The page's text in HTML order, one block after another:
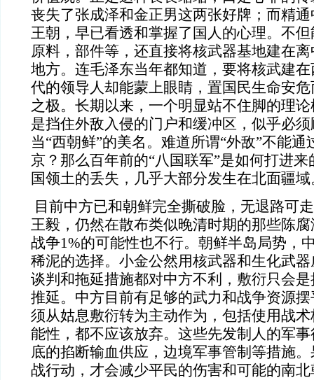
丧失了张成泽和金正男这两张好牌；而精
王朝，早已看透和掌握了国人的心理。不
原料，部件等，还直接将核武器基地建在
地方。连毛泽东当年都知道，要将核武建
代的领导人却能蒙上眼睛，置国民生命安
之极。长期以来，一个明显站不住脚的理
是挡住外敌入侵的门户和缓冲区，似乎必
当“西朝鲜”的美名。难道所谓“外敌”不能
京？那么百年前的“八国联军”是如何打进
国领土的丢失，几乎大部分发生在北面疆域
目前中方已和朝鲜完全撕破脸，无退路可
王毅，仍然在散布类似晚清时期的那些陈
战争1%的可能性也不行。朝鲜半岛局势，
稀泥的选择。小金公然用核武器和生化武
谈判和拖延措施都对中方不利，敷衍只会
推延。中方目前有足够的武力和战争资源
须从姑息敷衍转为主动作为，包括使用战
能性，都不应该放弃。这些先发制人的军
底的掐断输血供应，边境军事管制等措施
战行动，才会减少平民的伤害和可能的南